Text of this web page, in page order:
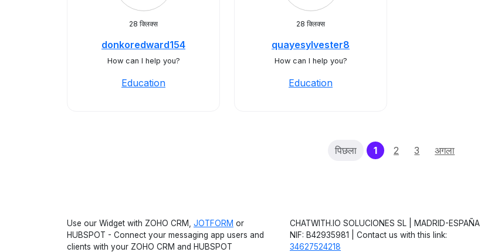
28 क्लिक्स
donkoredward154
How can I help you?
Education
28 क्लिक्स
quayesylvester8
How can I help you?
Education
पिछला 1(current)
2 3 अगला
Use our Widget with ZOHO CRM, JOTFORM or
HUBSPOT - Connect your messaging app users and
clients with your ZOHO CRM and HUBSPOT
CHATWITH.IO SOLUCIONES SL | MADRID-ESPAÑA |
NIF: B42935981 | Contact us with this link:
34627524218